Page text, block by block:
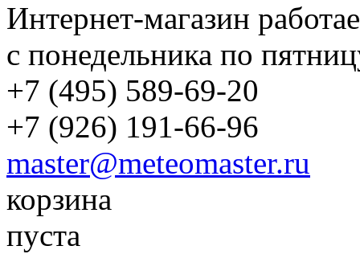
Интернет-магазин
с понедельника по
+7 (495) 589-69-20
+7 (926) 191-66-96
master@meteomaster.ru
корзина
пуста